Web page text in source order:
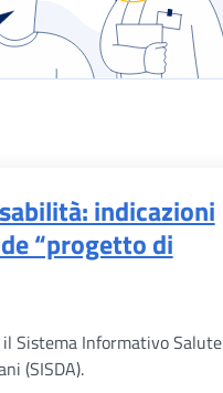
indicazioni
“progetto di
Sistema Informativo Salute
(SISDA).